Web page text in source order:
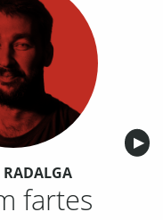
▶︎
fartes